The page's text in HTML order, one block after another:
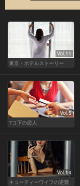
Vol.11
東京・ホテルストーリー
Vol.5
7コ下の恋人
Vol.14
キューティーワイフの逆襲